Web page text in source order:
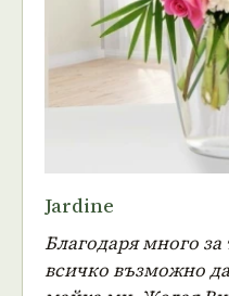
Jardine
Благодаря много за
всичко възможно